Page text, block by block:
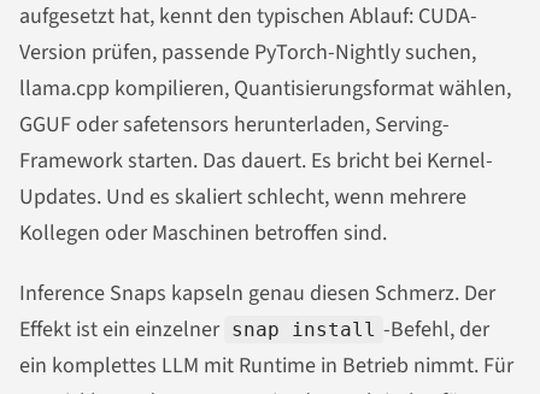
aufgesetzt hat, kennt den typischen Ablauf: CUDA-
Version prüfen, passende PyTorch-Nightly suchen,
llama.cpp kompilieren, Quantisierungsformat wählen,
GGUF oder safetensors herunterladen, Serving-
Framework starten. Das dauert. Es bricht bei Kernel-
Updates. Und es skaliert schlecht, wenn mehrere
Kollegen oder Maschinen betroffen sind.
Inference Snaps kapseln genau diesen Schmerz. Der
Effekt ist ein einzelner snap install -Befehl, der
ein komplettes LLM mit Runtime in Betrieb nimmt. Für